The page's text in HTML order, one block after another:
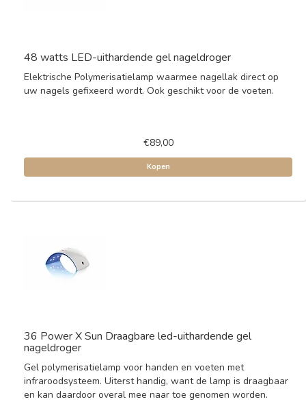
48 watts LED-uithardende gel nageldroger
Elektrische Polymerisatielamp waarmee nagellak direct op
uw nagels gefixeerd wordt. Ook geschikt voor de voeten.
€89,00
Kopen
36 Power X Sun Draagbare led-uithardende gel
nageldroger
Gel polymerisatielamp voor handen en voeten met
infraroodsysteem. Uiterst handig, want de lamp is draagbaar
en kan daardoor overal mee naar toe genomen worden.